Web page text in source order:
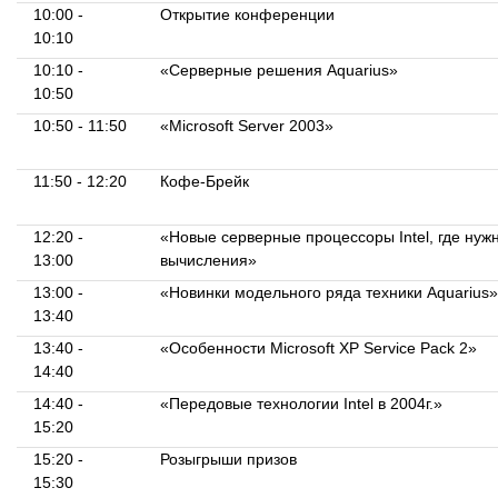
10:00 -
10:10
Открытие конференции
10:10 -
10:50
«Серверные решения Aquarius»
10:50 - 11:50 «Microsoft Server 2003»
11:50 - 12:20 Кофе-Брейк
12:20 -
13:00
«Новые серверные процессоры Intel, где
вычисления»
13:00 -
13:40
«Новинки модельного ряда техники Aquarius»
13:40 -
14:40
«Особенности Microsoft XP Service Pack 2»
14:40 -
15:20
«Передовые технологии Intel в 2004г.»
15:20 -
15:30
Розыгрыши призов